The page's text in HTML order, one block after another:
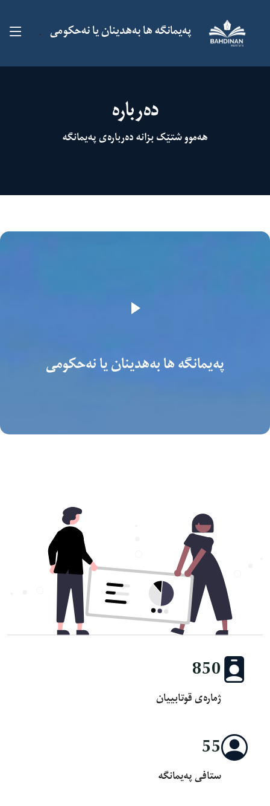
پەیمانگە ها بەهدینان یا نەحکومى .
دەربارە
هەموو شتێک بزانە دەربارەی پەیمانگە
پەیمانگە ها بەهدینان یا نەحکومى
850
ژمارەی قوتابییان
55
ستافی پەیمانگە